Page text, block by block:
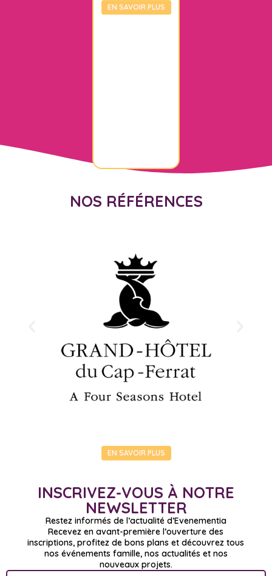
EN SAVOIR PLUS
NOS RÉFÉRENCES
EN SAVOIR PLUS
INSCRIVEZ-VOUS À NOTRE
NEWSLETTER
Restez informés de l’actualité d’Evenementia
Recevez en avant-première l’ouverture des
inscriptions, profitez de bons plans et découvrez tous
nos événements famille, nos actualités et nos
nouveaux projets.